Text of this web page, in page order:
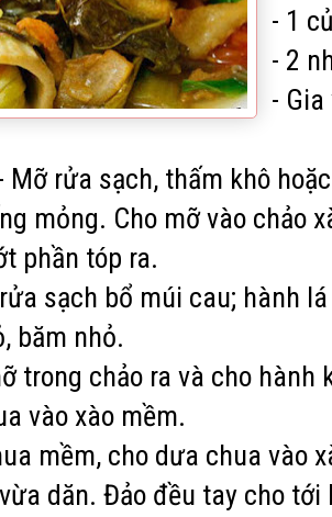
- 1
- 2
-
Mỡ rửa sạch, thấm khô
mỏng. Cho mỡ vào chảo
phần tóp ra.
sạch bổ múi cau; hành
băm nhỏ.
trong chảo ra và cho hành
vào xào mềm.
mềm, cho dưa chua vào
dăn. Đảo đều tay cho